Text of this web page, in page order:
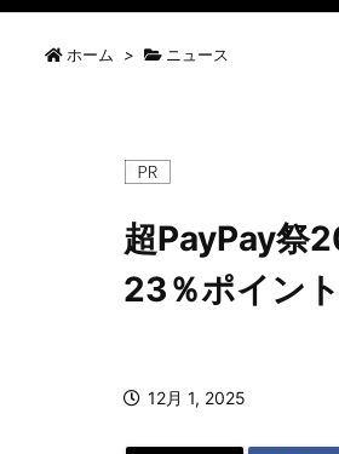
ホーム > ニュース
超PayPay祭
23％ポイン
12月 1, 2025